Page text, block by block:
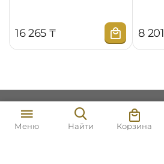
16 265 ₸ 8 201
Моя учетная запись
7 072
Меню Найти Корзина